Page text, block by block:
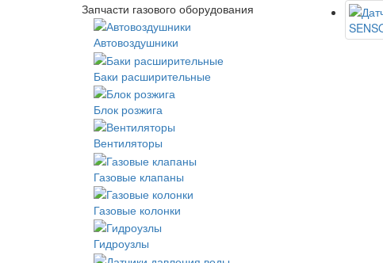
Запчасти газового оборудования
Автовоздушники
Баки расширительные
Блок розжига
Вентиляторы
Газовые клапаны
Газовые колонки
Гидроузлы